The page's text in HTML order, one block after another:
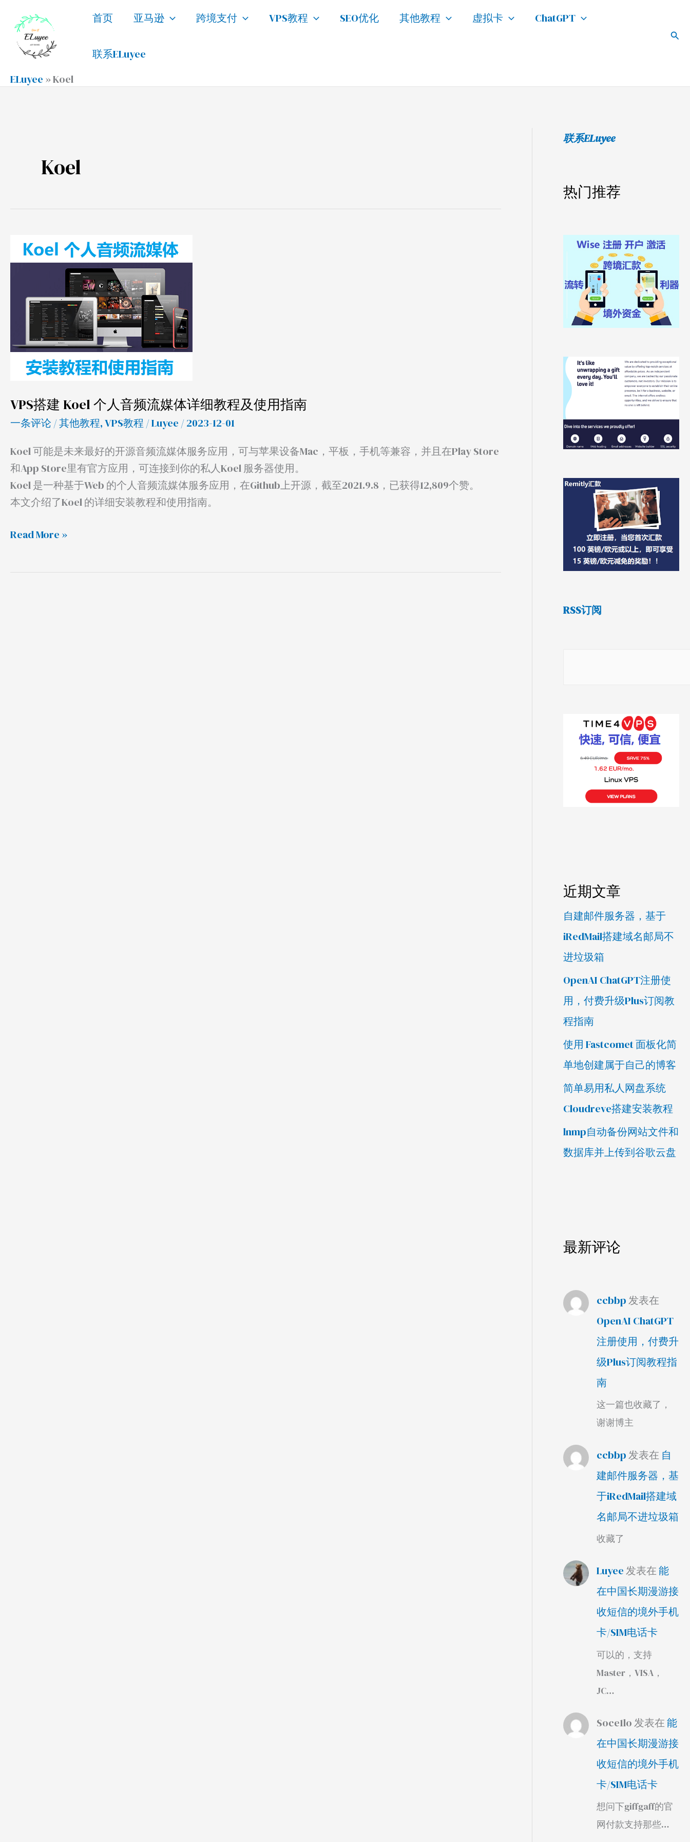
首页 亚马逊 跨境支付 VPS教程 SEO优化 其他教程 虚拟卡 ChatGPT
联系ELuyee
搜
ELuyee »Koel
Koel
VPS搭建 Koel 个人音频流媒体详细教程及使用指南
一条评论 /其他教程,VPS教程 /Luyee / 2023-12-01
Koel 可能是未来最好的开源音频流媒体服务应用，可与苹果设备Mac，平板，手机等兼容，并且在Play Store
和App Store里有官方应用，可连接到你的私人Koel 服务器使用。
Koel 是一种基于Web 的个人音频流媒体服务应用，在Github上开源，截至2021.9.8，已获得12,809个赞。
本文介绍了Koel 的详细安装教程和使用指南。
VPS
搭
Koel
音
体
细
教
程
及
用
Read More »
联系ELuyee
热门推荐
RSS订阅
近期文章
自建邮件服务器，基于
iRedMail搭建域名邮局不
进垃圾箱
OpenAI ChatGPT注册使
用，付费升级Plus订阅教
程指南
使用 Fastcomet 面板化简
单地创建属于自己的博客
简单易用私人网盘系统
Cloudreve搭建安装教程
lnmp自动备份网站文件和
数据库并上传到谷歌云盘
最新评论
ccbbp发表在
OpenAI ChatGPT
注册使用，付费升
级Plus订阅教程指
南
这一篇也收藏了，
谢谢博主
ccbbp发表在 自
建邮件服务器，基
于iRedMail搭建域
名邮局不进垃圾箱
收藏了
Luyee发表在能
在中国长期漫游接
收短信的境外手机
卡/SIM电话卡
可以的，支持
Master，VISA，
JC…
Soce1lo发表在能
在中国长期漫游接
收短信的境外手机
卡/SIM电话卡
想问下giffgaff的官
网付款支持那些…